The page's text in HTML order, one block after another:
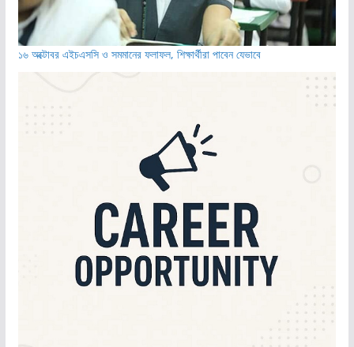
১৬ অক্টোবর এইচএসসি ও সমমানের ফলাফল, শিক্ষার্থীরা পাবেন যেভাবে